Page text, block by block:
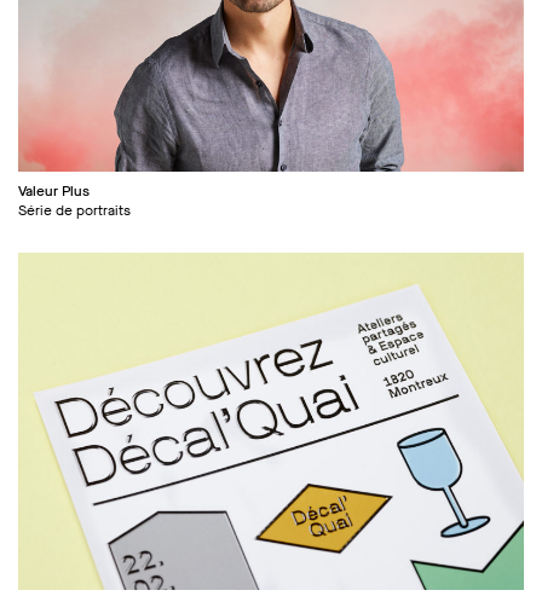
Valeur Plus
Série de portraits